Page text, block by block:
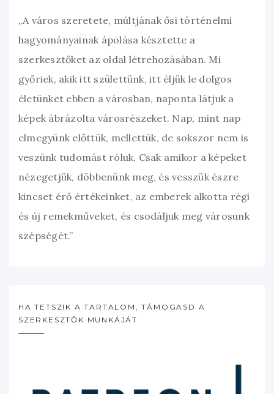
„A város szeretete, múltjának ősi történelmi
hagyományainak ápolása késztette a
szerkesztőket az oldal létrehozásában. Mi
győriek, akik itt születtünk, itt éljük le dolgos
életünket ebben a városban, naponta látjuk a
képek ábrázolta városrészeket. Nap, mint nap
elmegyünk előttük, mellettük, de sokszor nem is
veszünk tudomást róluk. Csak amikor a képeket
nézegetjük, döbbenünk meg, és vesszük észre
kincset érő értékeinket, az emberek alkotta régi
és új remekműveket, és csodáljuk meg városunk
szépségét.”
HA TETSZIK A TARTALOM, TÁMOGASD A
SZERKESZTŐK MUNKÁJÁT